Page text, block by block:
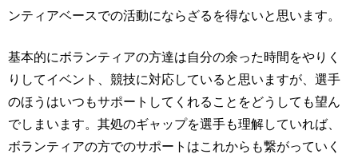
ンティアベースでの活動にならざるを得ないと思います。
基本的にボランティアの方達は自分の余った時間をやりく
りしてイベント、競技に対応していると思いますが、選手
のほうはいつもサポートしてくれることをどうしても望ん
でしまいます。其処のギャップを選手も理解していれば、
ボランティアの方でのサポートはこれからも繋がっていく